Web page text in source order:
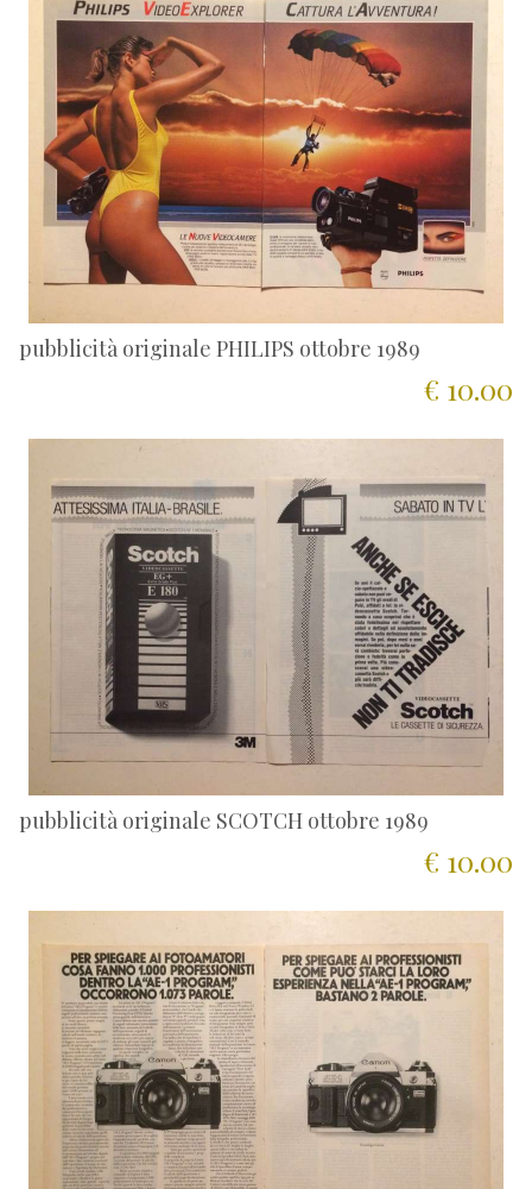
pubblicità originale PHILIPS ottobre 1989
€ 10.00
pubblicità originale SCOTCH ottobre 1989
€ 10.00